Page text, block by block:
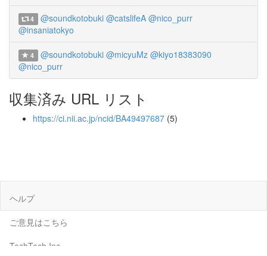
4 @soundkotobuki @catslifeA @nico_purr
@insaniatokyo
4 @soundkotobuki @micyuMz @kiyo18383090
@nico_purr
収集済み URL リスト
https://ci.nii.ac.jp/ncid/BA49497687 (5)
ヘルプ
ご意見はこちら
TechTech Inc.